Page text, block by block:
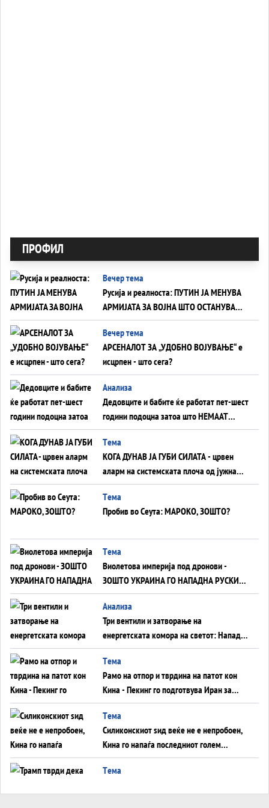
ПРОФИЛ
Вечер тема
Русија и реалноста: ПУТИН ЈА МЕНУВА
АРМИЈАТА ЗА ВОЈНА ШТО ОСТАНУВА
БЕЗ ФРОНТ
Вечер тема
АРСЕНАЛОТ ЗА „УДОБНО ВОЈУВАЊЕ“ е
исцрпен - што сега?
Анализа
Дедовците и бабите ќе работат пет-шест
години подоцна затоа што НЕМААТ
ВНУЦИ ДА ГИ ЗАМЕНАТ
Tема
КОГА ДУНАВ ЈА ГУБИ СИЛАТА - црвен
аларм на системската плоча од јужна
Германија до Црното Море...
Tема
Пробив во Сеута: МАРОКО, ЗОШТО?
Tема
Виолетова империја под дронови -
ЗОШТО УКРАИНА ГО НАПАДНА РУСКИОТ
WILDBERRIES
Aнализа
Три вентили и затворање на
енергетската комора на светот: Нападот
во Суец најавува глобален енергетски
инфаркт?
Tема
Рамо на отпор и тврдина на патот кон
Кина - Пекинг го подготвува Иран за
американска копнена инвазија
Tема
Силиконскиот ѕид веќе не е непробоен,
Кина го напаѓа последниот голем
монопол на Западот?
Tема